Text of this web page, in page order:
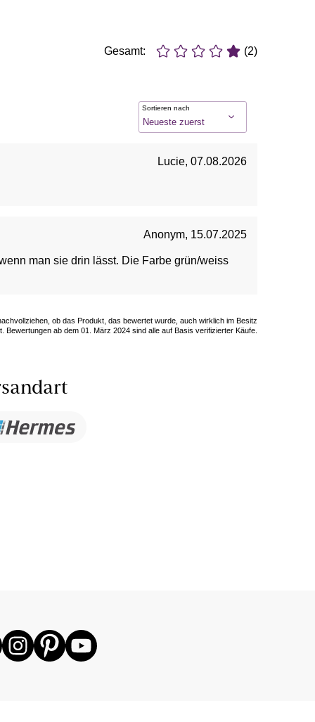
Gesamt: (2)
Sortieren nach
Lucie, 07.08.2026
Anonym, 15.07.2025
man sie drin lässt. Die Farbe grün/weiss
ob das Produkt, das bewertet wurde, auch wirklich im Besitz
Bewertungen ab dem 01. März 2024 sind alle auf Basis verifizierter Käufe.